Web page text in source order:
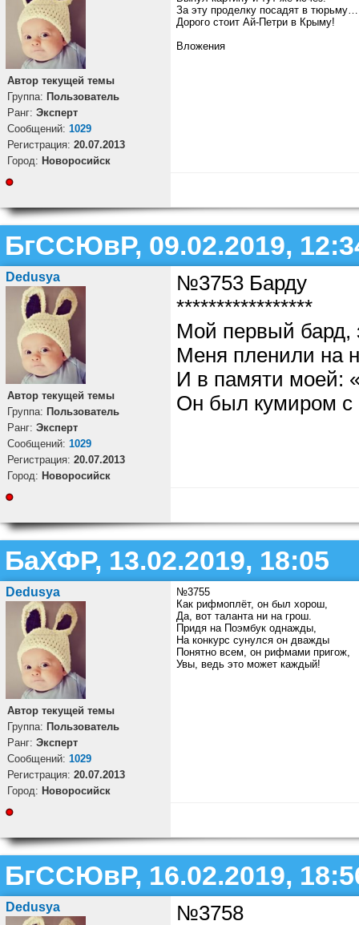
Автор текущей темы
Группа: Пользователь
Ранг: Эксперт
Cообщений: 1029
Регистрация: 20.07.2013
Город: Новоросийск
За эту проделку посадят в тюрьму…
Дорого стоит Ай-Петри в Крыму!
Вложения
БгССЮвР, 09.02.2019,
Dedusya
Автор текущей темы
Группа: Пользователь
Ранг: Эксперт
Cообщений: 1029
Регистрация: 20.07.2013
Город: Новоросийск
№3753 Барду
*****************
Мой первый бард,
Меня пленили на
И в памяти моей:
Он был кумиром с
БаХФР, 13.02.2019, 18:05
Dedusya
Автор текущей темы
Группа: Пользователь
Ранг: Эксперт
Cообщений: 1029
Регистрация: 20.07.2013
Город: Новоросийск
№3755
Как рифмоплёт, он был хорош,
Да, вот таланта ни на грош.
Придя на Поэмбук однажды,
На конкурс сунулся он дважды
Понятно всем, он рифмами пригож,
Увы, ведь это может каждый!
БгССЮвР, 16.02.2019,
Dedusya
№3758